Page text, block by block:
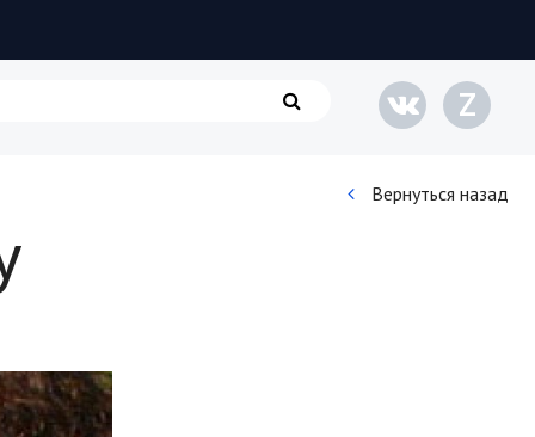
Кинематограф
Семья и дети
Путешествия
Z
Вернуться назад